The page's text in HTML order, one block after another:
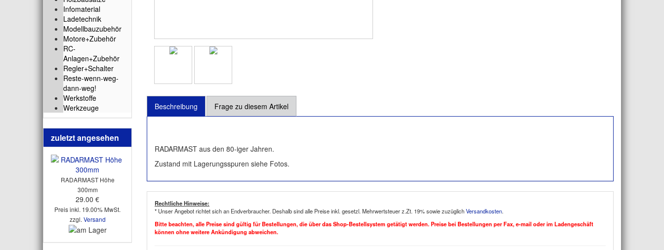
Beschreibung Frage zu diesem Artikel
RADARMAST aus den 80-iger Jahren.
Zustand mit Lagerungsspuren siehe Fotos.
Rechtliche Hinweise:
* Unser Angebot richtet sich an Endverbraucher. Deshalb sind alle Preise inkl. gesetzl. Mehrwertsteuer z.Zt. 19% sowie zuzüglichVersandkosten.
Bitte beachten, alle Preise sind gültig für Bestellungen, die über das Shop-Bestellsystem getätigt werden. Preise bei Bestellungen per Fax, e-mail oder im Ladengeschäft
können ohne weitere Ankündigung abweichen.
Infomaterial
Ladetechnik
Modellbauzubehör
Motore+Zubehör
RC-
Anlagen+Zubehör
Regler+Schalter
Reste-wenn-weg-
dann-weg!
Werkstoffe
Werkzeuge
zuletzt angesehen
RADARMAST Höhe
300mm
29.00 €
Preis inkl. 19.00% MwSt.
zzgl. Versand